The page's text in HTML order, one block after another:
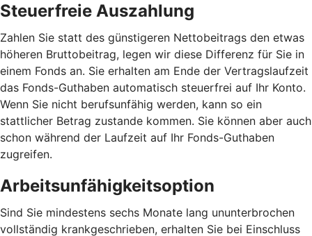
Steuerfreie Auszahlung
Zahlen Sie statt des günstigeren Nettobeitrags den etwas
höheren Bruttobeitrag, legen wir diese Differenz für Sie in
einem Fonds an. Sie erhalten am Ende der Vertragslaufzeit
das Fonds-Guthaben automatisch steuerfrei auf Ihr Konto.
Wenn Sie nicht berufsunfähig werden, kann so ein
stattlicher Betrag zustande kommen. Sie können aber auch
schon während der Laufzeit auf Ihr Fonds-Guthaben
zugreifen.
Arbeitsunfähigkeitsoption
Sind Sie mindestens sechs Monate lang ununterbrochen
vollständig krankgeschrieben, erhalten Sie bei Einschluss